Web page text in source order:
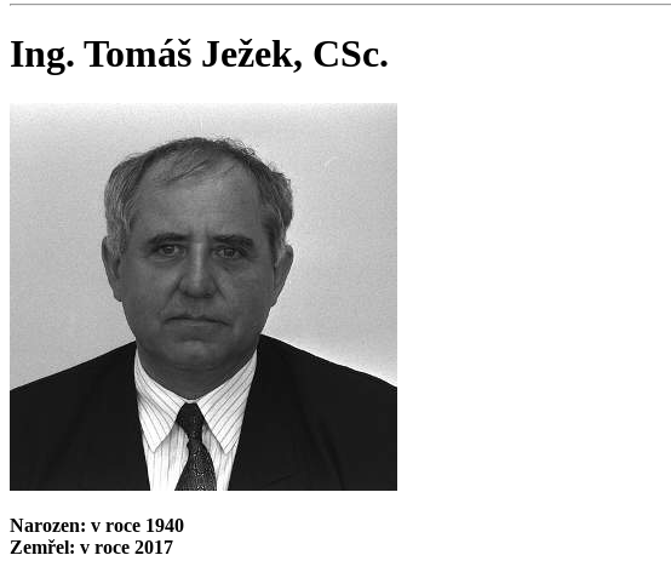
Ing. Tomáš Ježek, CSc.
Narozen: v roce 1940
Zemřel: v roce 2017